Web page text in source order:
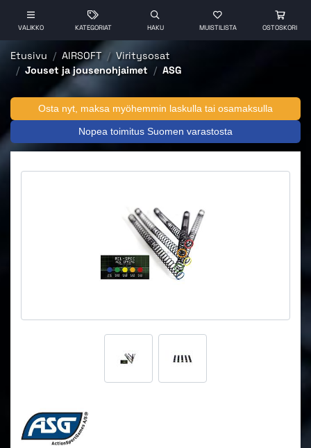
VALIKKO KATEGORIAT HAKU MUISTILISTA OSTOSKORI
Etusivu AIRSOFT
Viritysosat
Jouset ja jousenohjaimet
ASG
Osta nyt, maksa myöhemmin laskulla tai osamaksulla
Nopea toimitus Suomen varastosta